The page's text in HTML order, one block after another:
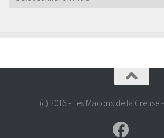
(c) 2016 - Les Macons de la Creuse -